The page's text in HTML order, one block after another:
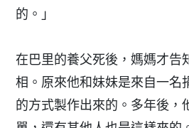
的。」
在巴里的養父死後，媽媽才告
相。原來他和妹妹是來自一名
的方式製作出來的。多年後，